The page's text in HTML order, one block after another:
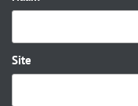
Site